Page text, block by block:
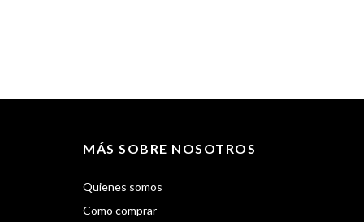
MÁS SOBRE NOSOTROS
Quienes somos
Como comprar